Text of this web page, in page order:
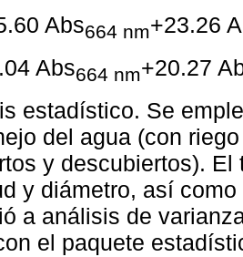
Abs664 nm+23.26
Abs664 nm+20.27
estadístico. Se
del agua (con
y descubiertos).
y diámetro, así
a análisis de
el paquete